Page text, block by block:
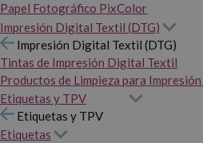
Papel Fotográfico PixColor
Impresión Digital Textil (DTG)
Impresión Digital Textil (DTG)
Tintas de Impresión Digital Textil
Productos de Limpieza para
Etiquetas y TPV
Etiquetas y TPV
Etiquetas